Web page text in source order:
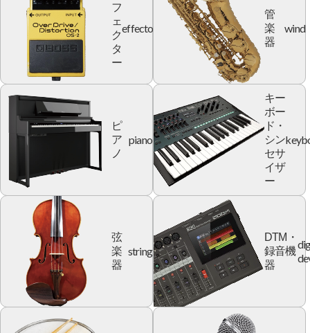
フ
ェ
ク
タ
ー
effector
管
楽
器
wind
ピ
ア
ノ
piano
キー
ボー
ド・
シン
セサ
イザ
ー
弦
楽
器
string
DTM・
録音機
器